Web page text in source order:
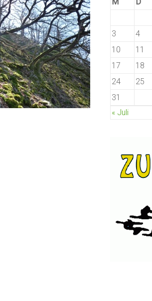
3
4
10
11
17
18
24
25
31
« Juli